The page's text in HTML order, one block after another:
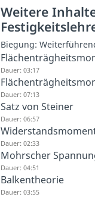
Weitere
Biegung:
Dauer: 03:17
Dauer: 07:13
Satz von Steiner
Dauer: 06:57
Dauer: 02:33
Mohrscher
Dauer: 04:51
Balkentheorie
Dauer: 03:55